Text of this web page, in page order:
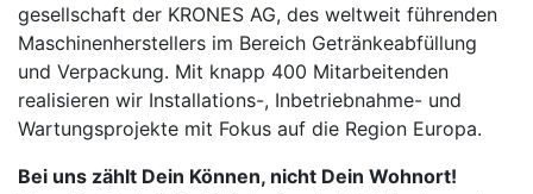
gesellschaft der KRONES AG, des weltweit führenden
Maschinen­herstellers im Bereich Getränke­abfüllung
und Verpackung. Mit knapp 400 Mitarbei­tenden
realisieren wir Installations-, Inbetrieb­nahme- und
Wartungs­projekte mit Fokus auf die Region Europa.
Bei uns zählt Dein Können, nicht Dein Wohnort!